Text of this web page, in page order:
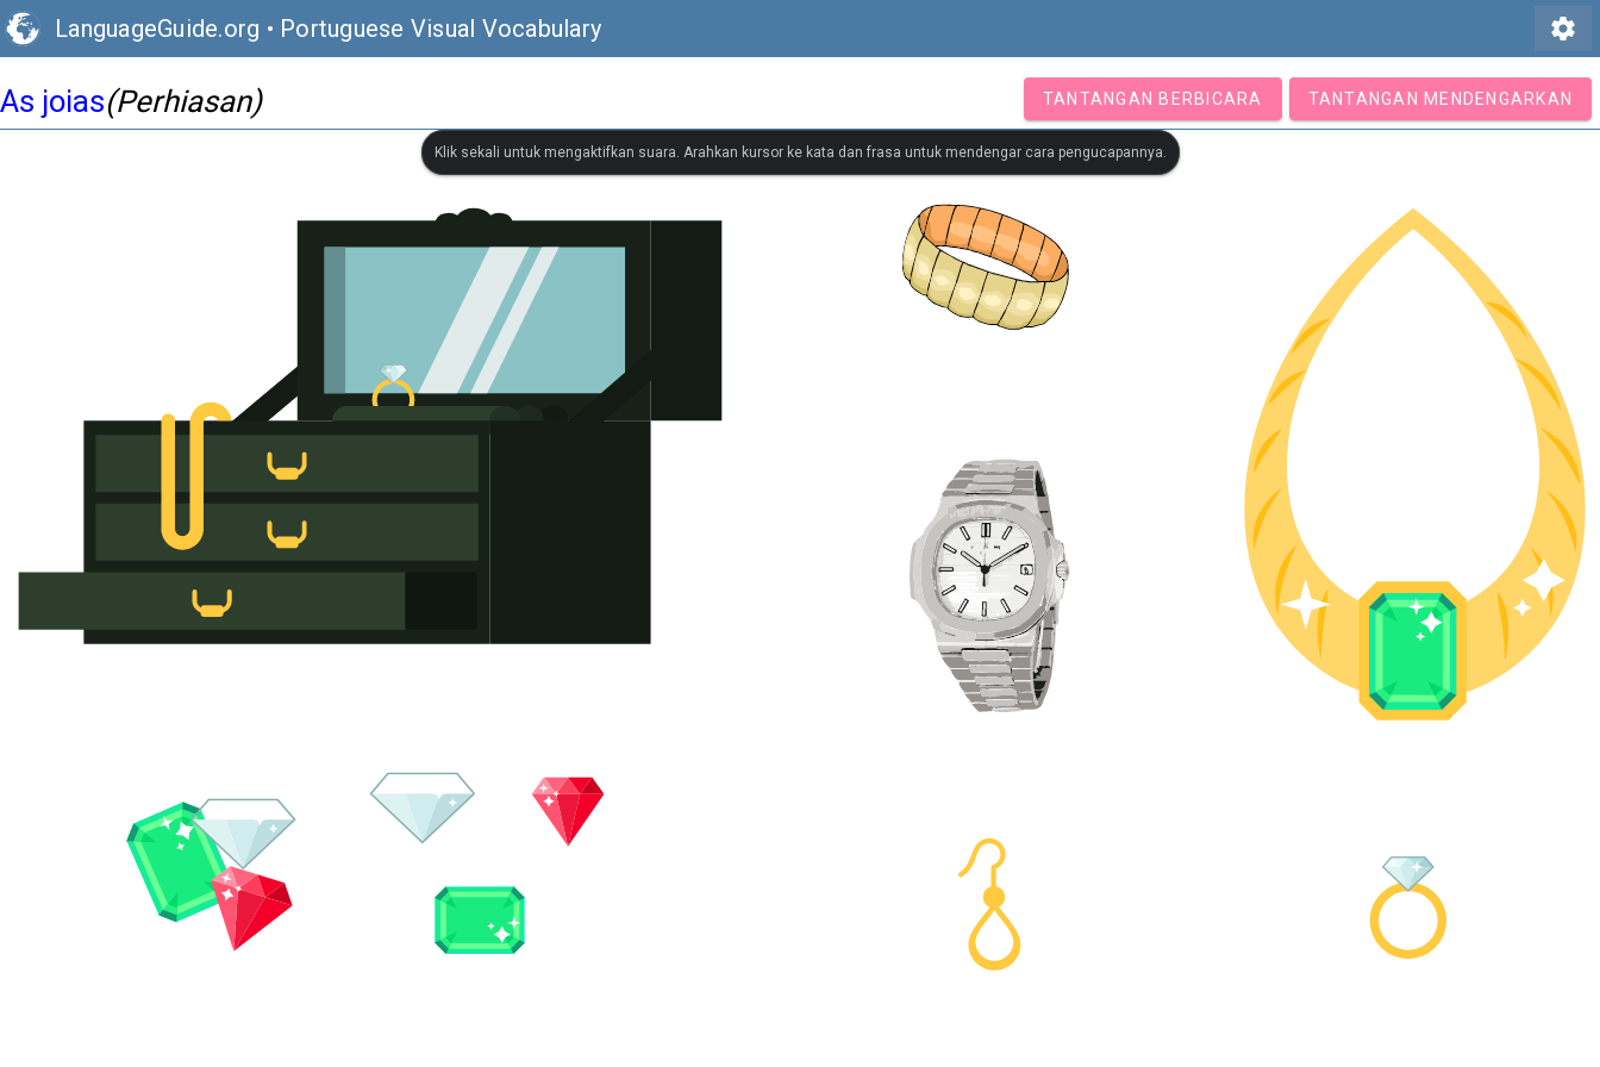
LanguageGuide.org • Portuguese Visual Vocabulary settings
As joias(Perhiasan) TANTANGAN BERBICARA TANTANGAN MENDENGARKAN
Klik sekali untuk mengaktifkan suara. Arahkan kursor ke kata dan frasa untuk mendengar cara pengucapannya.